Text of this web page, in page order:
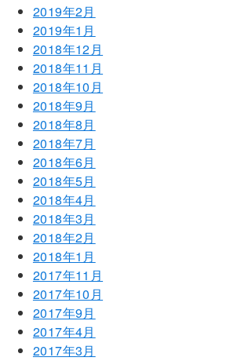
2019年2月
2019年1月
2018年12月
2018年11月
2018年10月
2018年9月
2018年8月
2018年7月
2018年6月
2018年5月
2018年4月
2018年3月
2018年2月
2018年1月
2017年11月
2017年10月
2017年9月
2017年4月
2017年3月